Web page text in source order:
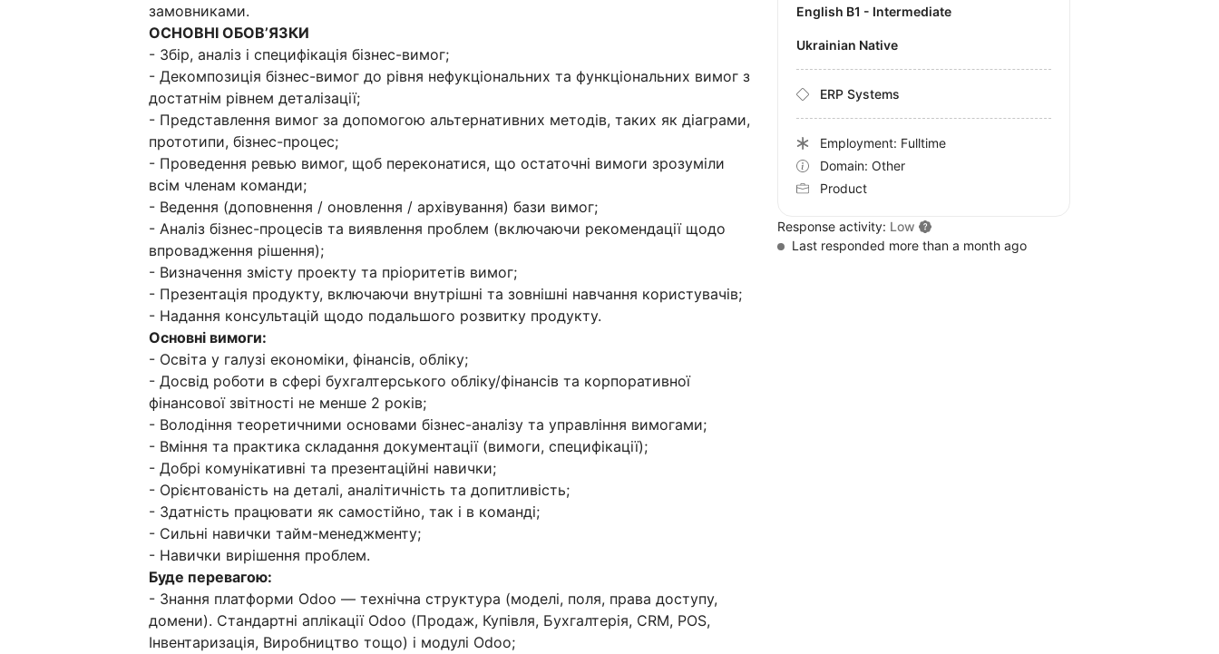
замовниками.
ОСНОВНІ ОБОВ’ЯЗКИ
- Збір, аналіз і специфікація бізнес-вимог;
- Декомпозиція бізнес-вимог до рівня нефукціональних та функціональних вимог з
достатнім рівнем деталізації;
- Представлення вимог за допомогою альтернативних методів, таких як діаграми,
прототипи, бізнес-процес;
- Проведення ревью вимог, щоб переконатися, що остаточні вимоги зрозуміли
всім членам команди;
- Ведення (доповнення / оновлення / архівування) бази вимог;
- Аналіз бізнес-процесів та виявлення проблем (включаючи рекомендації щодо
впровадження рішення);
- Визначення змісту проекту та пріоритетів вимог;
- Презентація продукту, включаючи внутрішні та зовнішні навчання користувачів;
- Надання консультацій щодо подальшого розвитку продукту.
Основні вимоги:​
- Освіта у галузі економіки, фінансів, обліку;
- Досвід роботи в сфері бухгалтерського обліку/фінансів та корпоративної
фінансової звітності не менше 2 років;
- Володіння теоретичними основами бізнес-аналізу та управління вимогами;
- Вміння та практика складання документації (вимоги, специфікації);
- Добрі комунікативні та презентаційні навички;
- Орієнтованість на деталі, аналітичність та допитливість;
- Здатність працювати як самостійно, так і в команді;
- Сильні навички тайм-менеджменту;
- Навички вирішення проблем.
Буде перевагою:
- Знання платформи Odoo — технічна структура (моделі, поля, права доступу,
домени). Стандартні аплікації Odoo (Продаж, Купівля, Бухгалтерія, CRM, POS,
Інвентаризація, Виробництво тощо) і модулі Odoo;
English B1 - Intermediate
Ukrainian Native
ERP Systems
Employment: Fulltime
Domain: Other
Product
Response activity: Low
Last responded more than a month ago